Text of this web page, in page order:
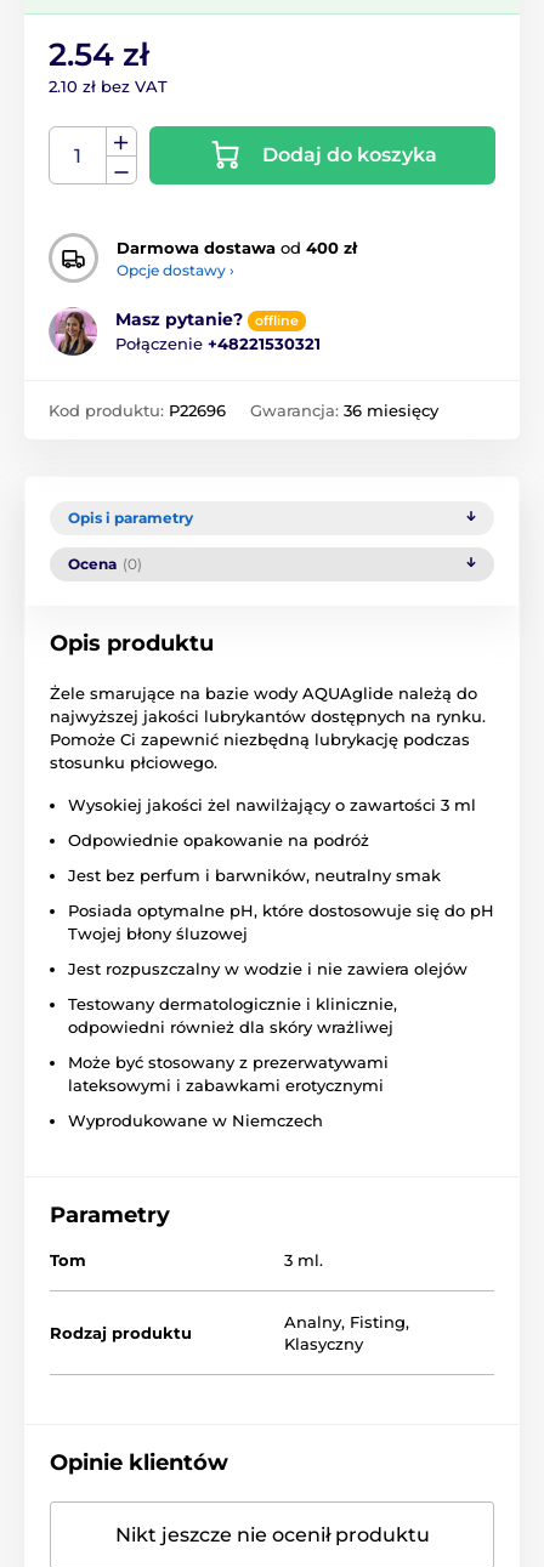
2.54 zł
2.10 zł bez VAT
Dodaj do koszyka
Darmowa dostawa od 400 zł
Opcje dostawy ›
Masz pytanie? offline
Połączenie +48221530321
Kod produktu: P22696 Gwarancja: 36 miesięcy
Opis i parametry
Ocena (0)
Opis produktu
Żele smarujące na bazie wody AQUAglide należą do
najwyższej jakości lubrykantów dostępnych na rynku.
Pomoże Ci zapewnić niezbędną lubrykację podczas
stosunku płciowego.
Wysokiej jakości żel nawilżający o zawartości 3 ml
Odpowiednie opakowanie na podróż
Jest bez perfum i barwników, neutralny smak
Posiada optymalne pH, które dostosowuje się do pH
Twojej błony śluzowej
Jest rozpuszczalny w wodzie i nie zawiera olejów
Testowany dermatologicznie i klinicznie,
odpowiedni również dla skóry wrażliwej
Może być stosowany z prezerwatywami
lateksowymi i zabawkami erotycznymi
Wyprodukowane w Niemczech
Parametry
Tom 3 ml.
Rodzaj produktu
Analny, Fisting,
Klasyczny
Opinie klientów
Nikt jeszcze nie ocenił produktu